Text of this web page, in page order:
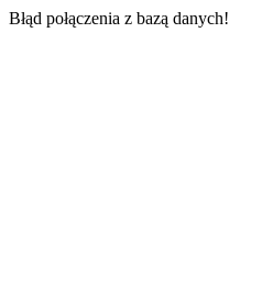
Błąd połączenia z bazą danych!